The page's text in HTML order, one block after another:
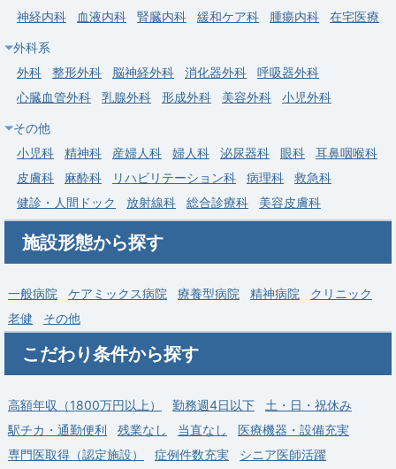
常勤
【相模原市中央区】2027年11月新棟増築・新規増床／リハビリ
テーション科
求人病院名
医療法人社団葵会 AOI湘北病院
ーション科
勤務地 神奈川県 相模原市中央区
給与 年収 1,500万円 ～ 1,800万円
神経内科
血液内科 腎臓内科 緩和ケア科 腫瘍内科 在宅医療
外科系
外科
整形外科 脳神経外科 消化器外科
呼吸器外科
心臓血管外科
乳腺外科 形成外科 美容外科 小児外科
その他
小児科
精神科 産婦人科 婦人科 泌尿器科 眼科
耳鼻咽喉科
皮膚科
麻酔科 リハビリテーション科 病理科
救急科
健診・人間ドック
放射線科 総合診療科 美容皮膚科
施設形態から探す
一般病院 ケアミックス病院 療養型病院 精神病院
クリニック
老健
その他
こだわり条件から探す
高額年収（1800万円以上） 勤務週4日以下
土・日・祝休み
駅チカ・通勤便利
残業なし 当直なし
医療機器・設備充実
専門医取得（認定施設）
症例件数充実 シニア医師活躍